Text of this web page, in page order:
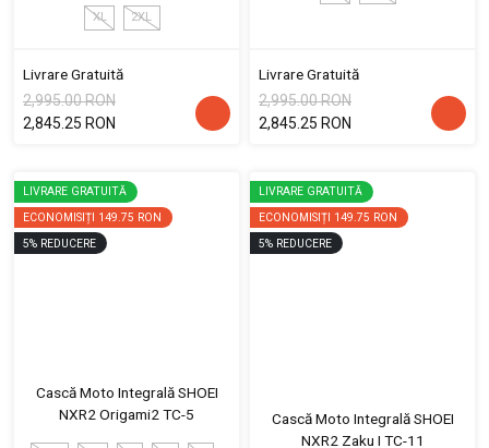
XL 2XL
Livrare Gratuită
2,995.00 RON
2,845.25 RON
Livrare Gratuită
2,995.00 RON
2,845.25 RON
LIVRARE GRATUITĂ
ECONOMISIȚI 149.75 RON
5% REDUCERE
Cască Moto Integrală SHOEI
NXR2 Origami2 TC-5
LIVRARE GRATUITĂ
ECONOMISIȚI 149.75 RON
5% REDUCERE
Cască Moto Integrală SHOEI
NXR2 Zaku I TC-11